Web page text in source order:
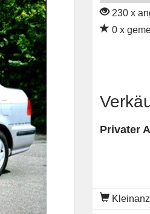
230 x
0 x
Privater